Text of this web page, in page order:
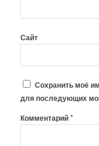
Сайт
Сохранить моё
для последующих
Комментарий*